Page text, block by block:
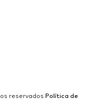
reservados Política de